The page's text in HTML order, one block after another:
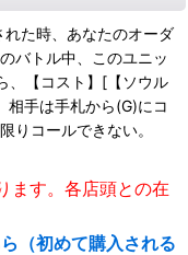
れた時、あなたのオーダ
バトル中、このユニッ
、【コスト】[【ソウル
相手は手札から(G)にコ
りコールできない。
ます。各店頭との在
（初めて購入される